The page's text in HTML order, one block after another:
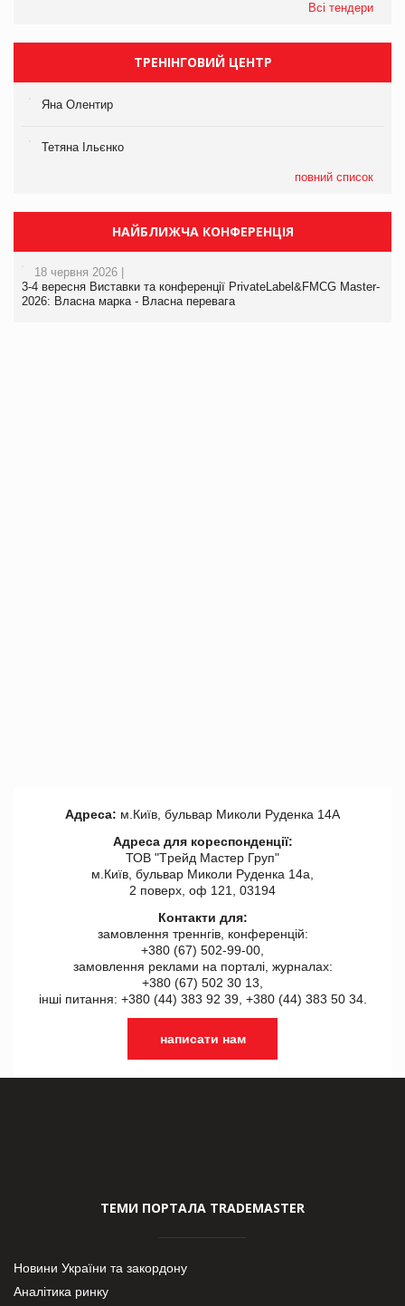
Всі тендери
ТРЕНІНГОВИЙ ЦЕНТР
Яна Олентир
Тетяна Ільєнко
повний список
НАЙБЛИЖЧА КОНФЕРЕНЦІЯ
18 червня 2026 |
3-4 вересня Виставки та конференції PrivateLabel&FMCG Master-
2026: Власна марка - Власна перевага
Адреса: м.Київ, бульвар Миколи Руденка 14А
Адреса для кореспонденції:
ТОВ "Tрейд Мастер Груп"
м.Київ, бульвар Миколи Руденка 14а,
2 поверх, оф 121, 03194
Контакти для:
замовлення треннгів, конференцій:
+380 (67) 502-99-00,
замовлення реклами на порталі, журналах:
+380 (67) 502 30 13,
інші питання: +380 (44) 383 92 39, +380 (44) 383 50 34.
написати нам
ТЕМИ ПОРТАЛА TRADEMASTER
Новини України та закордону
Аналітика ринку